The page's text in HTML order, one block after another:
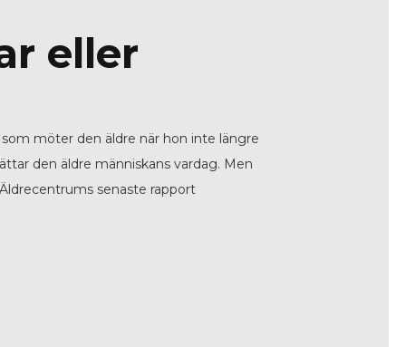
eller
möter den äldre när hon inte längre
den äldre människans vardag. Men
senaste rapport